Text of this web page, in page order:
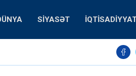
SIYASƏT